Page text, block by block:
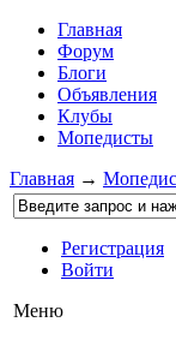
Главная
Форум
Блоги
Объявления
Клубы
Мопедисты
Главная →
Регистрация
Войти
Меню